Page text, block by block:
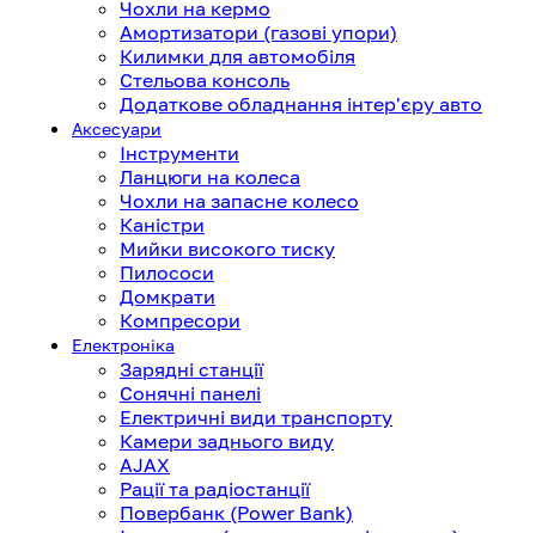
Чохли на кермо
Амортизатори (газові упори)
Килимки для автомобіля
Стельова консоль
Додаткове обладнання інтер'єру авто
Аксесуари
Інструменти
Ланцюги на колеса
Чохли на запасне колесо
Каністри
Мийки високого тиску
Пилососи
Домкрати
Компресори
Електроніка
Зарядні станції
Сонячні панелі
Електричні види транспорту
Камери заднього виду
AJAX
Рації та радіостанції
Повербанк (Power Bank)